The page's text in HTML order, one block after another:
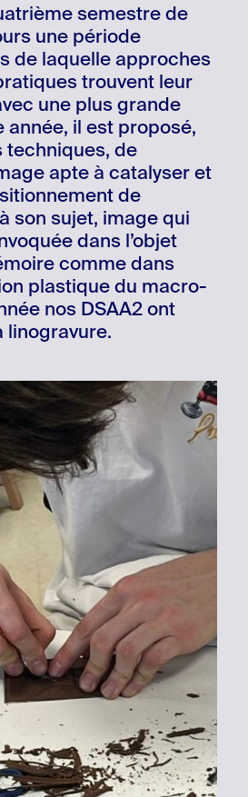
semestre de
une période
de laquelle approches
trouvent leur
une plus grande
année, il est proposé,
de
apte à catalyser et
de
son sujet, image qui
dans l’objet
comme dans
plastique du macro-
nos DSAA2 ont
linogravure.